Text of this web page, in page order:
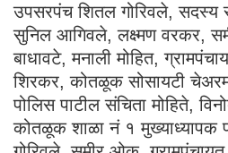
उपसरपंच शितल गोरिवले,
सुनिल आगिवले, लक्ष्मण वरकर,
बाधावटे, मनाली मोहित,
शिरकर, कोतळूक सोसायटी
पोलिस पाटील संचिता मोहिते,
कोतळूक शाळा नं १ मुख्याध्यापक